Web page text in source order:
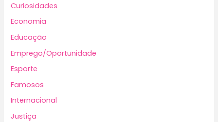
Curiosidades
Economia
Educação
Emprego/Oportunidade
Esporte
Famosos
Internacional
Justiça